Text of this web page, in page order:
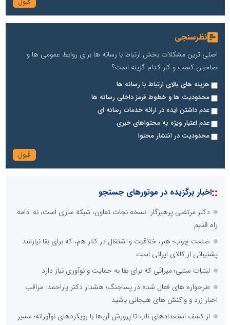
نظرسنجی
اصلی ترین مشکلات بخش ارتباط با رسانه ها برای روابط عمومی ها و
صاحبان کسب و کار کدام گزینه است؟
هزینه های بالای ارتباط با رسانه ها
محدودیت ها و خطوط قرمز داخلی رسانه ها
عدم داشتن ایده در ارائه خدمات رسانه ای
عدم اعتبار ویژه به محتواهای خبری
محدودیت در انتشار محتوا
::اخبار برگزیده در موتورهای جستجو
دکتر مرتضی پرهیزگار: نسخه نجات تعاون، شبکه سازی است، نه ادامه
راه قدیم
صنعت چوب؛ هنر، خلاقیت و اشتغال در کنار هم، که برای بقا نیازمند
پشتیبانی از کالای ایرانی است
لبنیات سنتی؛ میراثی که برای بقا به حمایت و نوآوری نیاز دارد
طرحواره های فعال شده در پساجنگ؛ هشدار دکتر یاراحمد: مراقب
اخبار زرد و واکنش های هیجانی باشید
از کشف استعدادهای ناب تا پرورش آن‌ها با رویکردهای نوآورانه؛ مسیر